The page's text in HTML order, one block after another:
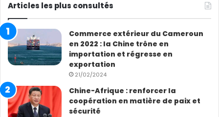
Articles les plus consultés
Commerce extérieur du Cameroun
en 2022 : la Chine trône en
importation et régresse en
exportation
21/02/2024
Chine-Afrique : renforcer la
coopération en matière de paix et
sécurité